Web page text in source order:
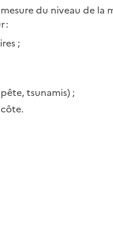
du niveau de la
:
;
tsunamis) ;